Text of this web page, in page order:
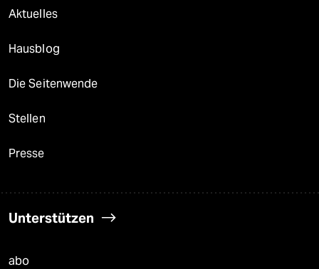
Aktuelles
Hausblog
Die Seitenwende
Stellen
Presse
Unterstützen
abo